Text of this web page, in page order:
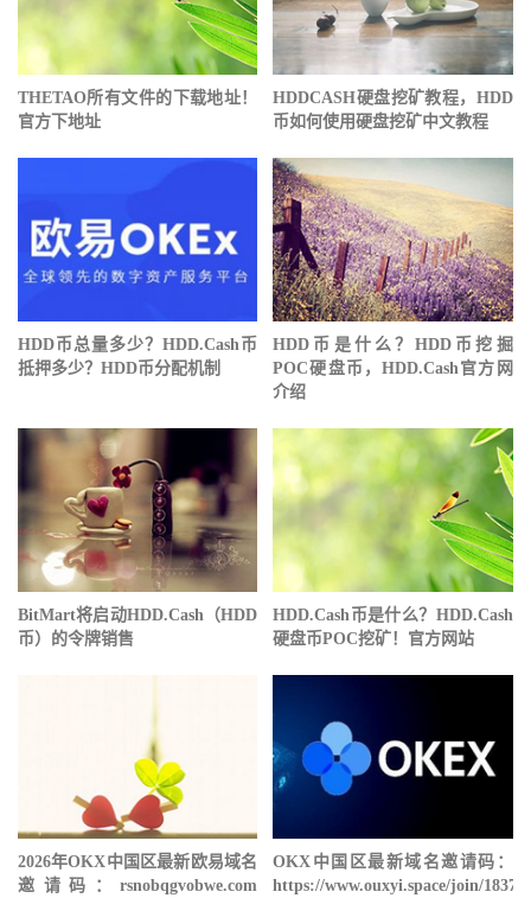
THETAO所有文件的下载地址！
官方下地址
HDDCASH硬盘挖矿教程，HDD
币如何使用硬盘挖矿中文教程
HDD币总量多少？HDD.Cash币
抵押多少？HDD币分配机制
HDD币是什么？HDD币挖掘
POC硬盘币，HDD.Cash官方网
介绍
BitMart将启动HDD.Cash（HDD
币）的令牌销售
HDD.Cash币是什么？HDD.Cash
硬盘币POC挖矿！官方网站
2026年OKX中国区最新欧易域名
邀请码：rsnobqgvobwe.com
OKX中国区最新域名邀请码：
https://www.ouxyi.space/join/